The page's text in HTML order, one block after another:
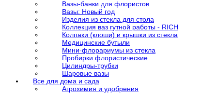
Вазы-банки для флористов
Вазы: Новый год
Изделия из стекла для стола
Коллекция ваз гутной работы - RICH
Колпаки (клоши) и крышки из стекла
Медицинские бутыли
Мини-флорариумы из стекла
Пробирки флористические
Цилиндры-трубки
Шаровые вазы
Все для дома и сада
Агрохимия и удобрения